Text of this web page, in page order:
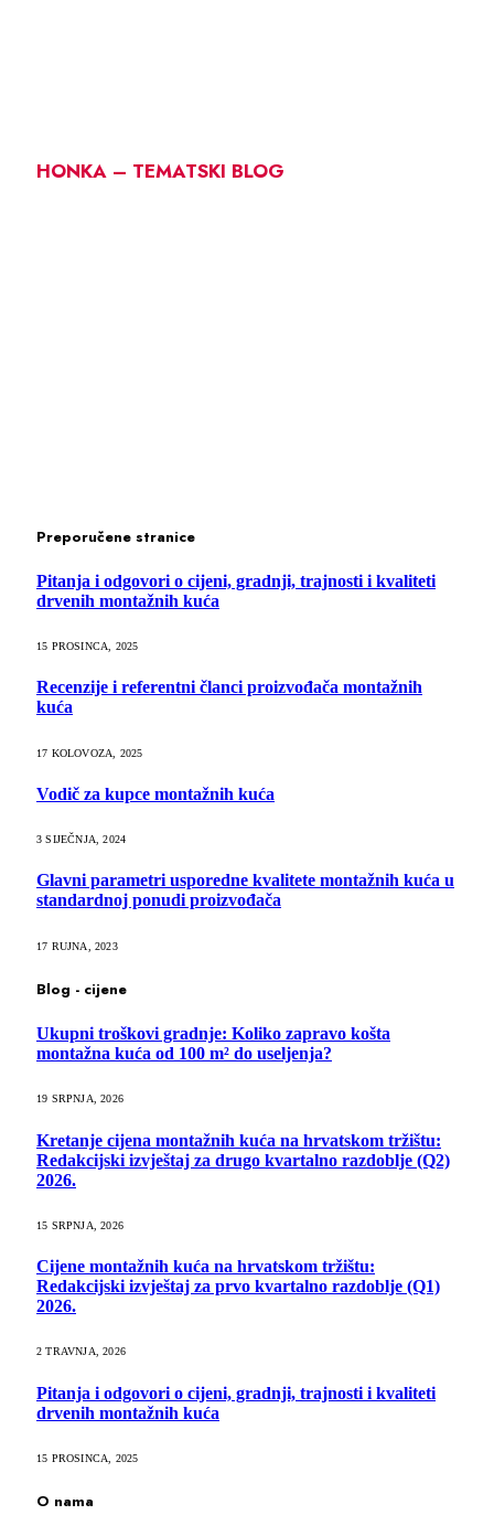
HONKA – TEMATSKI BLOG
Preporučene stranice
Pitanja i odgovori o cijeni, gradnji, trajnosti i kvaliteti
drvenih montažnih kuća
15 PROSINCA, 2025
Recenzije i referentni članci proizvođača montažnih
kuća
17 KOLOVOZA, 2025
Vodič za kupce montažnih kuća
3 SIJEČNJA, 2024
Glavni parametri usporedne kvalitete montažnih kuća u
standardnoj ponudi proizvođača
17 RUJNA, 2023
Blog - cijene
Ukupni troškovi gradnje: Koliko zapravo košta
montažna kuća od 100 m² do useljenja?
19 SRPNJA, 2026
Kretanje cijena montažnih kuća na hrvatskom tržištu:
Redakcijski izvještaj za drugo kvartalno razdoblje (Q2)
2026.
15 SRPNJA, 2026
Cijene montažnih kuća na hrvatskom tržištu:
Redakcijski izvještaj za prvo kvartalno razdoblje (Q1)
2026.
2 TRAVNJA, 2026
Pitanja i odgovori o cijeni, gradnji, trajnosti i kvaliteti
drvenih montažnih kuća
15 PROSINCA, 2025
O nama